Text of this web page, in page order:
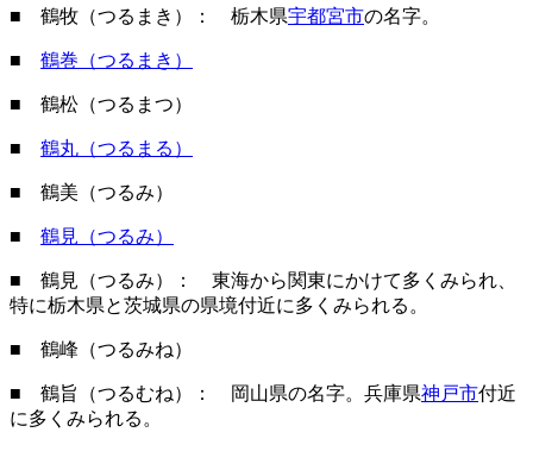
■ 鶴牧（つるまき）： 栃木県宇都宮市の名字。
■ 鶴巻（つるまき）
■ 鶴松（つるまつ）
■ 鶴丸（つるまる）
■ 鶴美（つるみ）
■ 鶴見（つるみ）
■ 鶴見（つるみ）： 東海から関東にかけて多くみられ、
特に栃木県と茨城県の県境付近に多くみられる。
■ 鶴峰（つるみね）
■ 鶴旨（つるむね）： 岡山県の名字。兵庫県神戸市付近
に多くみられる。